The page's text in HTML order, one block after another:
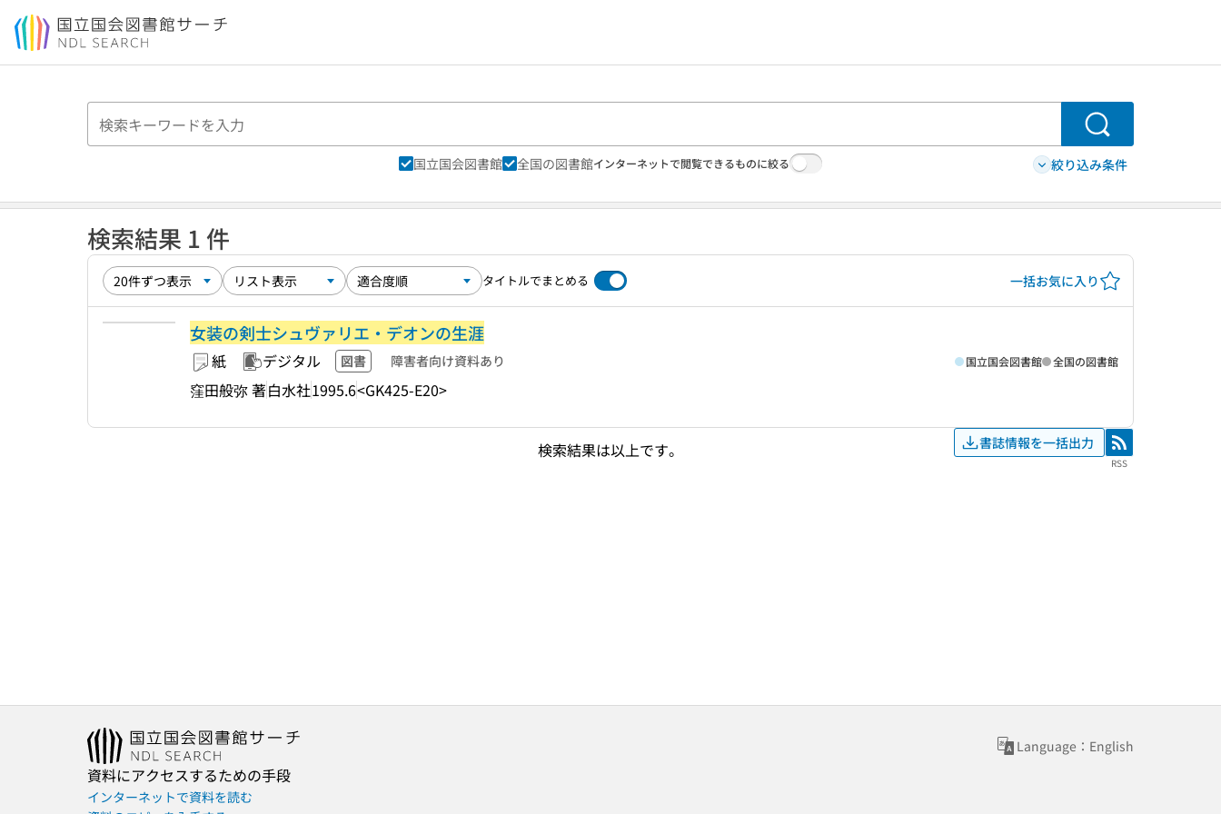
本文へ移動
検索
国立国会図書館 全国の図書館インターネットで閲覧できるものに絞る 絞り込み条件
検索結果 1 件
タイトルでまとめる 一括お気に入り
女装の剣士シュヴァリエ・デオンの生涯
紙 デジタル 図書 障害者向け資料あり
窪田般弥 著白水社1995.6<GK425-E20>
国立国会図書館 全国の図書館
検索結果は以上です。 書誌情報を一括出力 RSS
RSS
Language：English
資料にアクセスするための手段
インターネットで資料を読む